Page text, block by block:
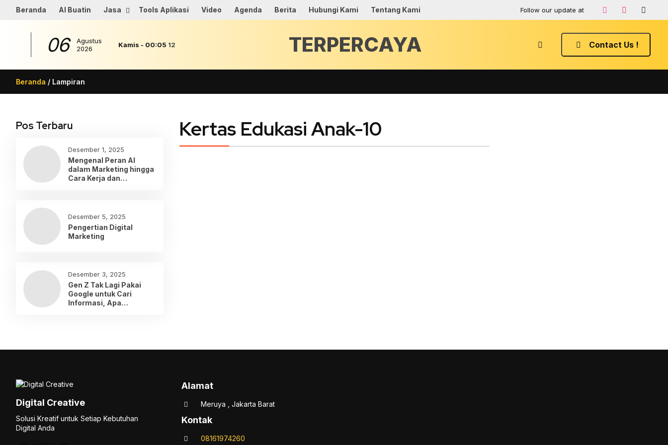
Beranda AI Buatin Jasa Tools Aplikasi Video Agenda Berita Hubungi Kami Tentang Kami Follow our update at
06
Agustus
2026
Kamis - 00:05 12 TERPERCAYA Contact Us !
Beranda / Lampiran
Kertas Edukasi Anak-10
Pos Terbaru
Desember 1, 2025
Mengenal Peran AI
dalam Marketing hingga
Cara Kerja dan
Desember 5, 2025
Pengertian Digital
Marketing
Desember 3, 2025
Gen Z Tak Lagi Pakai
Google untuk Cari
Informasi, Apa
Digital Creative
Solusi Kreatif untuk Setiap Kebutuhan
Digital Anda
Alamat
Meruya , Jakarta Barat
Kontak
08161974260